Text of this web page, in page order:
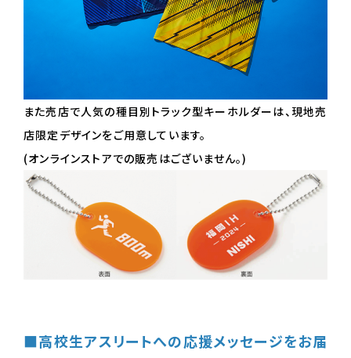
また売店で人気の種目別トラック型キーホルダーは、現地売
店限定デザインをご用意しています。
(オンラインストアでの販売はございません。)
■高校生アスリートへの応援メッセージをお届